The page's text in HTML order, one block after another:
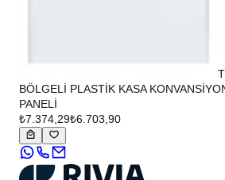
BÖLGELİ PLASTİK KASA
PANELİ
₺7.374,29₺6.703,90